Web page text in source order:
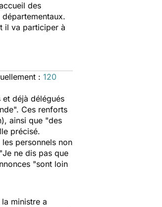
des
il va participer à
: 120
et déjà délégués
". Ces renforts
ainsi que "des
précisé.
personnels non
Je ne dis pas que
"sont loin
ministre a